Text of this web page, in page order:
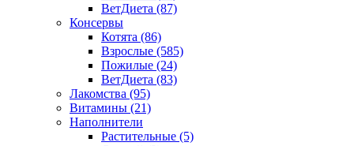
ВетДиета (87)
Консервы
Котята (86)
Взрослые (585)
Пожилые (24)
ВетДиета (83)
Лакомства (95)
Витамины (21)
Наполнители
Растительные (5)